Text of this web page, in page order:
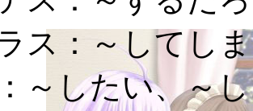
ス： ～してし
～したい、～